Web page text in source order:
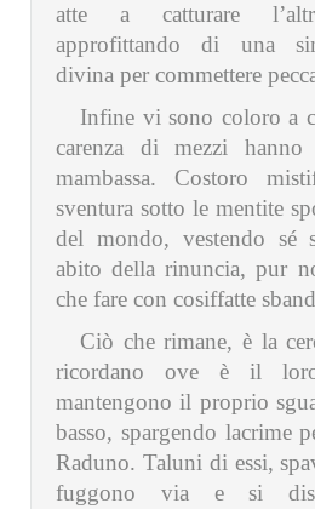
atte a catturare
approfittando di una
divina per commettere
Infine vi sono coloro a
carenza di mezzi
mambassa. Costoro
sventura sotto le mentite
del mondo, vestendo sé
abito della rinuncia, pur
che fare con cosiffatte
Ciò che rimane, è la
ricordano ove è il
mantengono il proprio
basso, spargendo lacrime
Raduno. Taluni di essi,
fuggono via e si